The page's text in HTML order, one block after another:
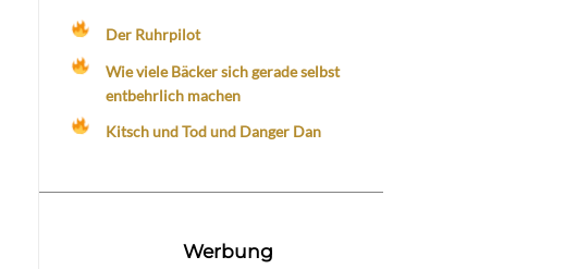
Der Ruhrpilot
Wie viele Bäcker sich gerade selbst
entbehrlich machen
Kitsch und Tod und Danger Dan
Werbung